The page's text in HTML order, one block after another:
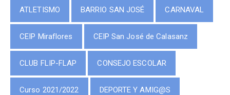
ATLETISMO BARRIO SAN JOSÉ CARNAVAL
CEIP Miraflores CEIP San José de Calasanz
CLUB FLIP-FLAP CONSEJO ESCOLAR
Curso 2021/2022 DEPORTE Y AMIG@S